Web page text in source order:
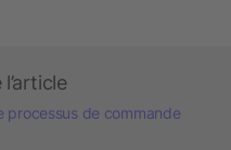
processus de commande